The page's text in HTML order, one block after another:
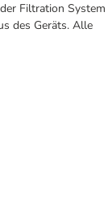
Filtration System
des Geräts. Alle